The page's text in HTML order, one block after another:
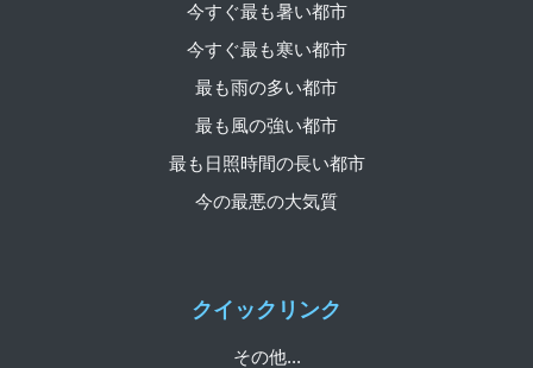
クイックリンク
その他...
今すぐ最も暑い都市
今すぐ最も寒い都市
最も雨の多い都市
最も風の強い都市
最も日照時間の長い都市
今の最悪の大気質